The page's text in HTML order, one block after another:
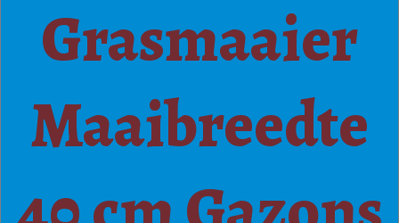
Grasmaaier
Maaibreedte